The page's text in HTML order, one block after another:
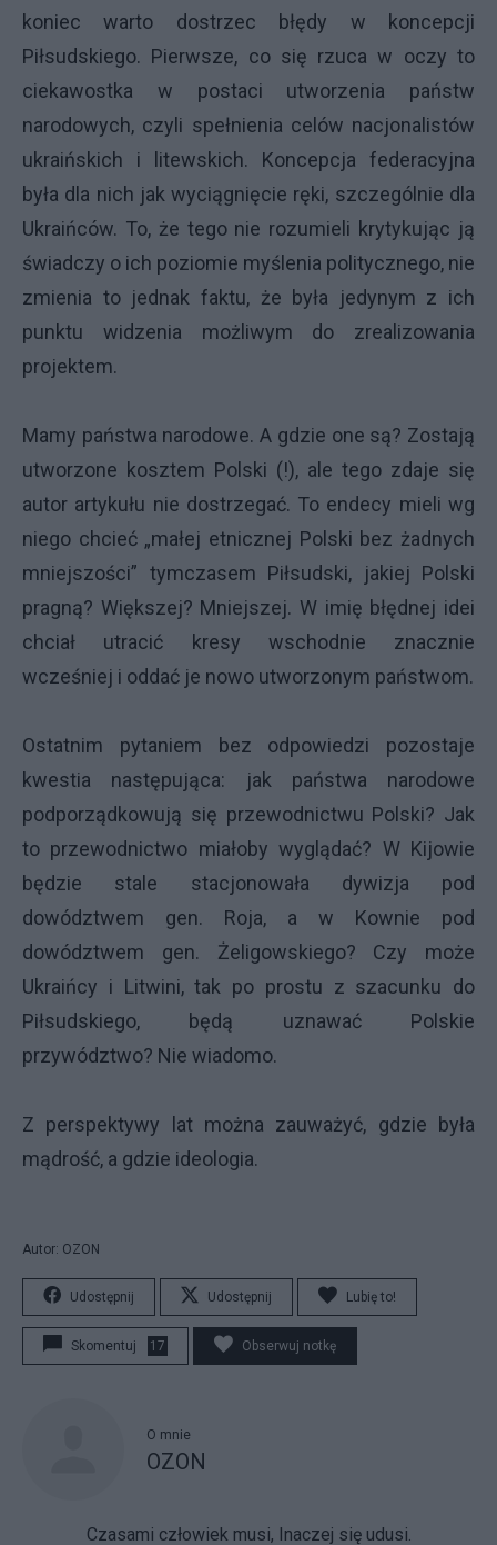
koniec warto dostrzec błędy w koncepcji
Piłsudskiego. Pierwsze, co się rzuca w oczy to
ciekawostka w postaci utworzenia państw
narodowych, czyli spełnienia celów nacjonalistów
ukraińskich i litewskich. Koncepcja federacyjna
była dla nich jak wyciągnięcie ręki, szczególnie dla
Ukraińców. To, że tego nie rozumieli krytykując ją
świadczy o ich poziomie myślenia politycznego, nie
zmienia to jednak faktu, że była jedynym z ich
punktu widzenia możliwym do zrealizowania
projektem.
Mamy państwa narodowe. A gdzie one są? Zostają
utworzone kosztem Polski (!), ale tego zdaje się
autor artykułu nie dostrzegać. To endecy mieli wg
niego chcieć „małej etnicznej Polski bez żadnych
mniejszości” tymczasem Piłsudski, jakiej Polski
pragną? Większej? Mniejszej. W imię błędnej idei
chciał utracić kresy wschodnie znacznie
wcześniej i oddać je nowo utworzonym państwom.
Ostatnim pytaniem bez odpowiedzi pozostaje
kwestia następująca: jak państwa narodowe
podporządkowują się przewodnictwu Polski? Jak
to przewodnictwo miałoby wyglądać? W Kijowie
będzie stale stacjonowała dywizja pod
dowództwem gen. Roja, a w Kownie pod
dowództwem gen. Żeligowskiego? Czy może
Ukraińcy i Litwini, tak po prostu z szacunku do
Piłsudskiego, będą uznawać Polskie
przywództwo? Nie wiadomo.
Z perspektywy lat można zauważyć, gdzie była
mądrość, a gdzie ideologia.
Autor: OZON
Udostępnij Udostępnij Lubię to!
Skomentuj 17 Obserwuj notkę
O mnie
OZON
Czasami człowiek musi, Inaczej się udusi.